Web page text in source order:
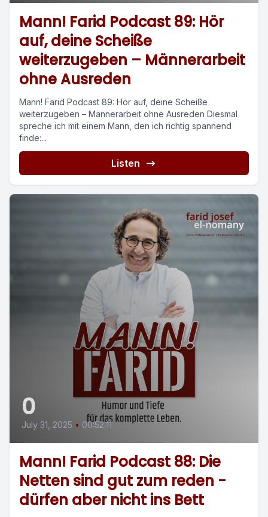
Mann! Farid Podcast 89: Hör
auf, deine Scheiße
weiterzugeben – Männerarbeit
ohne Ausreden
Mann! Farid Podcast 89: Hör auf, deine Scheiße
weiterzugeben – Männerarbeit ohne Ausreden Diesmal
spreche ich mit einem Mann, den ich richtig spannend
finde:...
Listen
0
July 31, 2025 • 00:52:11
Mann! Farid Podcast 88: Die
Netten sind gut zum reden -
dürfen aber nicht ins Bett